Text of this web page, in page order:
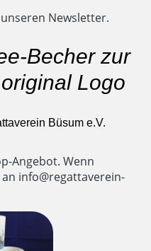
Newsletter.
Becher zur
Logo
Büsum e.V.
Angebot. Wenn
info@regattaverein-